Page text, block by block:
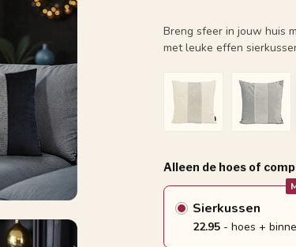
Breng sfeer in jouw huis
met leuke effen
Alleen de hoes of
Sierkussen
22.95 - hoes +